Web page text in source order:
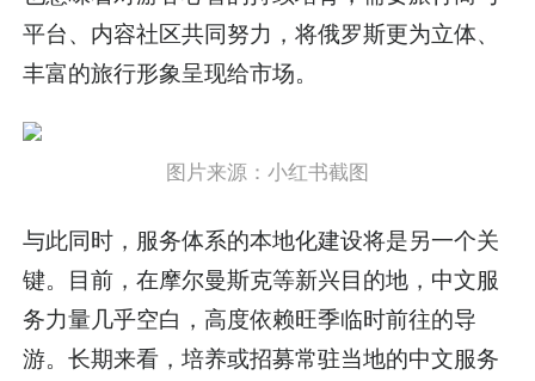
平台、内容社区共同努力，将俄罗斯更为立体、
丰富的旅行形象呈现给市场。
图片来源：小红书截图
与此同时，服务体系的本地化建设将是另一个关
键。目前，在摩尔曼斯克等新兴目的地，中文服
务力量几乎空白，高度依赖旺季临时前往的导
游。长期来看，培养或招募常驻当地的中文服务